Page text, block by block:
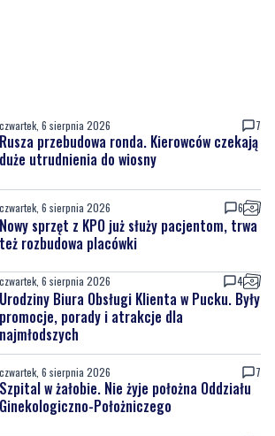
czwartek, 6 sierpnia 2026 7
Rusza przebudowa ronda. Kierowców czekają
duże utrudnienia do wiosny
czwartek, 6 sierpnia 2026 6
Nowy sprzęt z KPO już służy pacjentom, trwa
też rozbudowa placówki
czwartek, 6 sierpnia 2026 4
Urodziny Biura Obsługi Klienta w Pucku. Były
promocje, porady i atrakcje dla
najmłodszych
czwartek, 6 sierpnia 2026 7
Szpital w żałobie. Nie żyje położna Oddziału
Ginekologiczno-Położniczego